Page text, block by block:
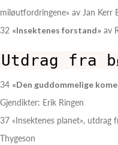
miløutfordringene» av Jan Kerr
32 «Insektenes forstand» av
Utdrag fra
34 «Den guddommelige
Gjendikter: Erik Ringen
37 «Insektenes planet», utdrag
Thygeson